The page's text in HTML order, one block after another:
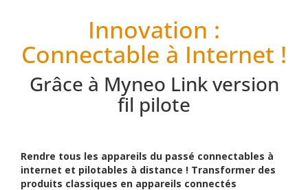
Innovation :
Connectable à Internet !
Grâce à Myneo Link version
fil pilote
Rendre tous les appareils du passé connectables à
internet et pilotables à distance ! Transformer des
produits classiques en appareils connectés